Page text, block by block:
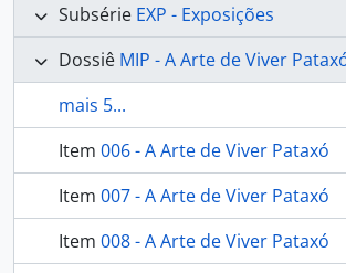
Subsérie EXP - Exposições
Dossiê MIP - A Arte de Viver
mais 5...
Item 006 - A Arte de Viver Pataxó
Item 007 - A Arte de Viver Pataxó
Item 008 - A Arte de Viver Pataxó